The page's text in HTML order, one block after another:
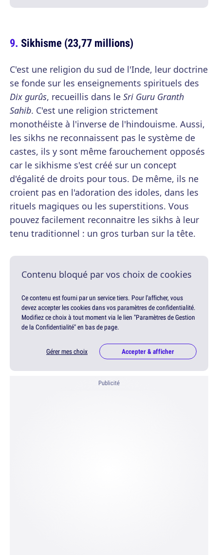
Sikhisme (23,77 millions)
C'est une religion du sud de l'Inde, leur doctrine
se fonde sur les enseignements spirituels des
Dix gurûs, recueillis dans le Sri Guru Granth
Sahib. C'est une religion strictement
monothéiste à l'inverse de l'hindouisme. Aussi,
les sikhs ne reconnaissent pas le système de
castes, ils y sont même farouchement opposés
car le sikhisme s'est créé sur un concept
d'égalité de droits pour tous. De même, ils ne
croient pas en l'adoration des idoles, dans les
rituels magiques ou les superstitions. Vous
pouvez facilement reconnaitre les sikhs à leur
tenu traditionnel : un gros turban sur la tête.
Contenu bloqué par vos choix de cookies
Ce contenu est fourni par un service tiers. Pour l'afficher, vous
devez accepter les cookies dans vos paramètres de confidentialité.
Modifiez ce choix à tout moment via le lien "Paramètres de Gestion
de la Confidentialité" en bas de page.
Gérer mes choix Accepter & afficher
Publicité